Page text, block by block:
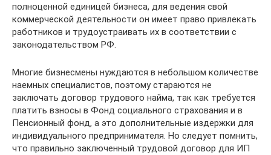
полноценной единицей бизнеса, для ведения свой
коммерческой деятельности он имеет право привлекать
работников и трудоустраивать их в соответствии с
законодательством РФ.
Многие бизнесмены нуждаются в небольшом количестве
наемных специалистов, поэтому стараются не
заключать договор трудового найма, так как требуется
платить взносы в Фонд социального страхования и в
Пенсионный фонд, а это дополнительные издержки для
индивидуального предпринимателя. Но следует помнить,
что правильно заключенный трудовой договор для ИП